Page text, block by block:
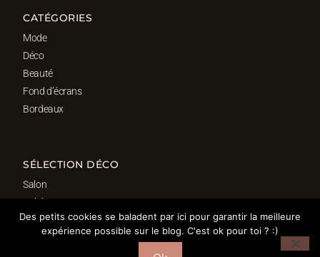
CATÉGORIES
Mode
Déco
Beauté
Fond d’écrans
Bordeaux
SÉLECTION DÉCO
Salon
Cuisine
Salle de bain
Chambre
Des petits cookies se baladent par ici pour garantir la meilleure
expérience possible sur le blog. C'est ok pour toi ? :)